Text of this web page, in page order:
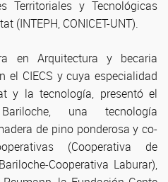
Territoriales y Tecnológicas
(INTEPH, CONICET-UNT).
en Arquitectura y becaria
el CIECS y cuya especialidad
y la tecnología, presentó el
una tecnología
de pino ponderosa y co-
(Cooperativa de
Cooperativa Laburar),